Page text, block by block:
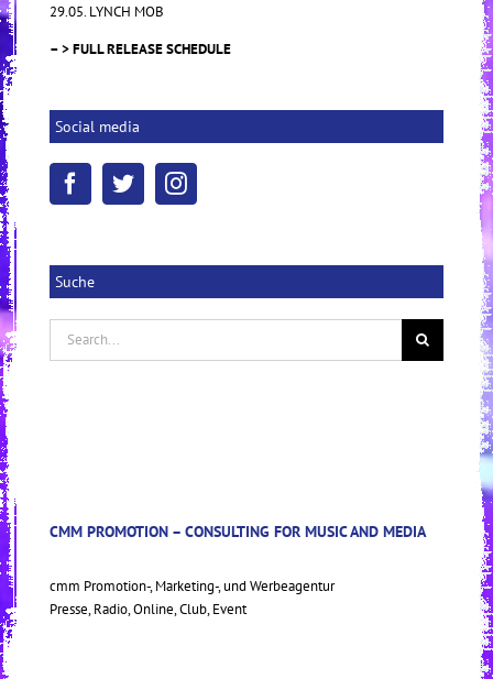
29.05. LYNCH MOB
– > FULL RELEASE SCHEDULE
Social media
Suche
CMM PROMOTION – CONSULTING FOR MUSIC AND MEDIA
cmm Promotion-, Marketing-, und Werbeagentur
Presse, Radio, Online, Club, Event